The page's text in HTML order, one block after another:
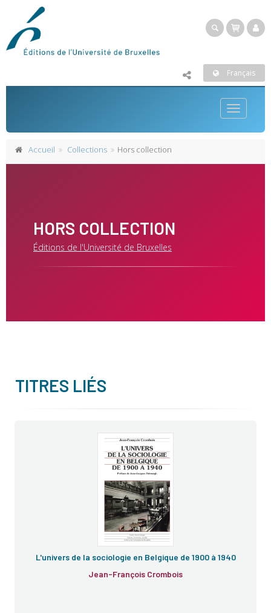
Français
Toggle
Accueil Collections Hors collection
HORS COLLECTION
Éditions de l'Université de Bruxelles
TITRES LIÉS
L'univers de la sociologie en Belgique de 1900 à 1940
Jean-François Crombois